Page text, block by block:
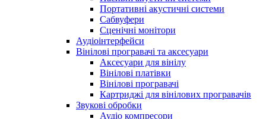
Портативні акустичні системи
Сабвуфери
Сценічні монітори
Аудіоінтерфейси
Вінілові програвачі та аксесуари
Аксесуари для вінілу
Вінілові платівки
Вінілові програвачі
Картриджі для вінілових програвачів
Звукові обробки
Аудіо компресори